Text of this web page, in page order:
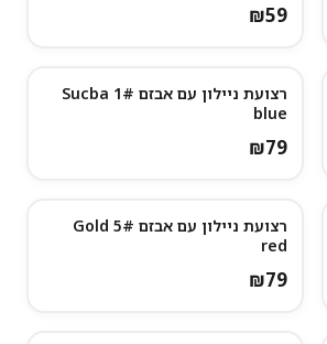
₪59
רצועת ניילון עם אבזם 1# Sucba
blue
₪79
נותרו מעט
רצועת ניילון עם אבזם 5# Gold
red
₪79